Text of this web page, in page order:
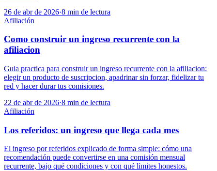
26 de abr de 2026·8 min de lectura
Afiliación
Como construir un ingreso recurrente con la
afiliacion
Guia practica para construir un ingreso recurrente con la afiliacion:
elegir un producto de suscripcion, apadrinar sin forzar, fidelizar tu
red y hacer durar tus comisiones.
22 de abr de 2026·8 min de lectura
Afiliación
Los referidos: un ingreso que llega cada mes
El ingreso por referidos explicado de forma simple: cómo una
recomendación puede convertirse en una comisión mensual
recurrente, bajo qué condiciones y con qué límites honestos.